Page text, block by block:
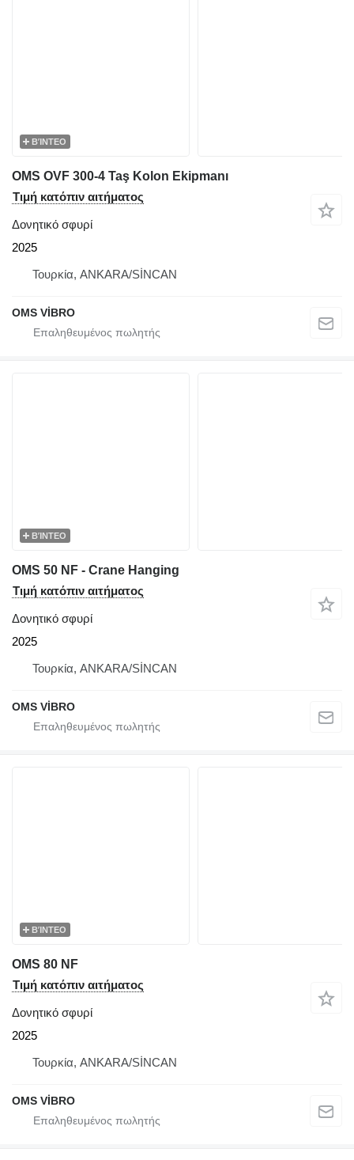
ΒΊΝΤΕΟ
OMS OVF 300-4 Taş Kolon Ekipmanı
Τιμή κατόπιν αιτήματος
Δονητικό σφυρί
2025
Τουρκία, ANKARA/SİNCAN
OMS VİBRO
ΒΊΝΤΕΟ
OMS 50 NF - Crane Hanging
Τιμή κατόπιν αιτήματος
Δονητικό σφυρί
2025
Τουρκία, ANKARA/SİNCAN
OMS VİBRO
ΒΊΝΤΕΟ
OMS 80 NF
Τιμή κατόπιν αιτήματος
Δονητικό σφυρί
2025
Τουρκία, ANKARA/SİNCAN
OMS VİBRO